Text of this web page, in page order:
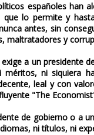
españoles han
que lo permite y
antes, sin
maltratadores y
exige a un presidente
méritos, ni siquiera
leal y con
"The
de gobierno o a
ni títulos, ni